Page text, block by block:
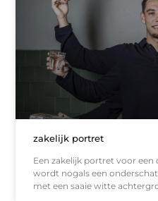
zakelijk portret
Een zakelijk portret voor
wordt nogals een
met een saaie witte